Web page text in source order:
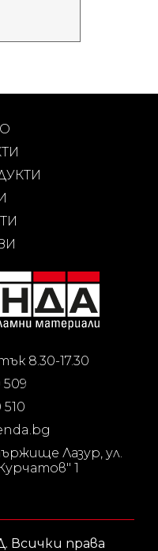
8.30-17.30
509
510
Лазур, ул.
1
Всички права